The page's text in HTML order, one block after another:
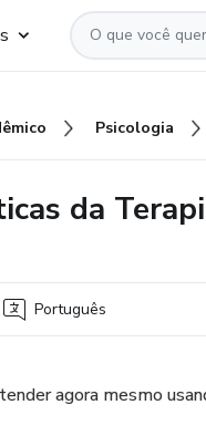
Psicologia
da
Português
agora mesmo